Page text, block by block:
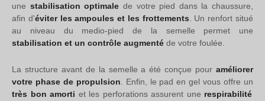
une stabilisation optimale de votre pied dans la chaussure,
afin d'éviter les ampoules et les frottements. Un renfort situé
au niveau du medio-pied de la semelle permet une
stabilisation et un contrôle augmenté de votre foulée.
La structure avant de la semelle a été conçue pour améliorer
votre phase de propulsion. Enfin, le pad en gel vous offre un
très bon amorti et les perforations assurent une respirabilité